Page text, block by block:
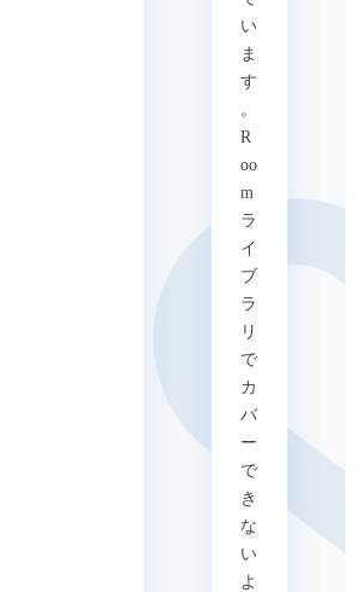
い
ま
す
。
R
oo
m
ラ
イ
ブ
ラ
リ
で
カ
バ
ー
で
き
な
い
よ